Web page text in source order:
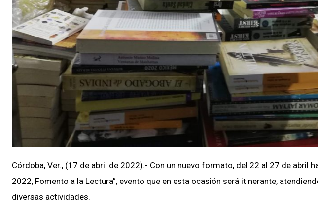
Córdoba, Ver., (17 de abril de 2022).- Con un nuevo formato, del 22 al 27 de abril
2022, Fomento a la Lectura”, evento que en esta ocasión será itinerante,
diversas actividades.